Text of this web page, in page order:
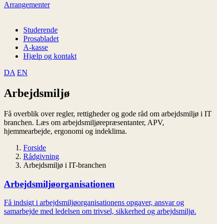
Arrangementer
Studerende
Prosabladet
A-kasse
Hjælp og kontakt
DA EN
Arbejdsmiljø
Få overblik over regler, rettigheder og gode råd om arbejdsmiljø i IT
branchen. Læs om arbejdsmiljørepræsentanter, APV,
hjemmearbejde, ergonomi og indeklima.
Forside
Rådgivning
Arbejdsmiljø i IT-branchen
Arbejdsmiljøorganisationen
Få indsigt i arbejdsmiljøorganisationens opgaver, ansvar og
samarbejde med ledelsen om trivsel, sikkerhed og arbejdsmiljø.